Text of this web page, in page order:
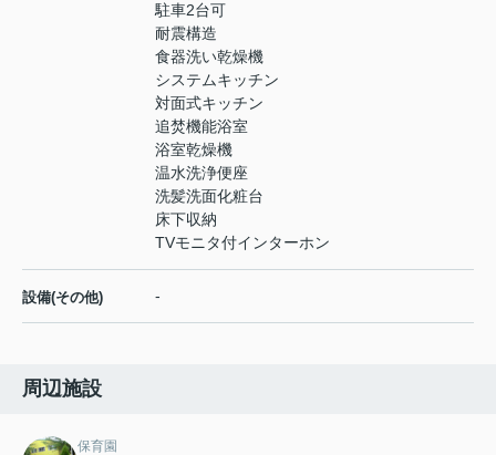
駐車2台可
耐震構造
食器洗い乾燥機
システムキッチン
対面式キッチン
追焚機能浴室
浴室乾燥機
温水洗浄便座
洗髪洗面化粧台
床下収納
TVモニタ付インターホン
設備(その他) -
周辺施設
保育園